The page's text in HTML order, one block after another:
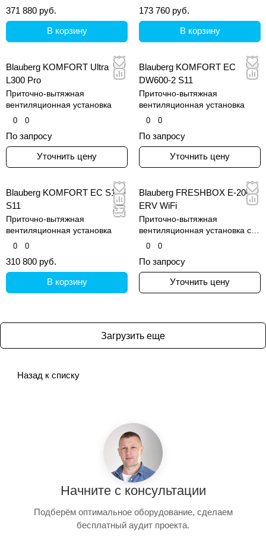
371 880 руб.
В корзину
173 760 руб.
В корзину
Blauberg KOMFORT Ultra
L300 Pro
Приточно-вытяжная
вентиляционная установка
0 0
По запросу
Уточнить цену
Blauberg KOMFORT EC
DW600-2 S11
Приточно-вытяжная
вентиляционная установка
0 0
По запросу
Уточнить цену
Blauberg KOMFORT EC S160
S11
Приточно-вытяжная
вентиляционная установка
0 0
310 800 руб.
В корзину
Blauberg FRESHBOX E-200
ERV WiFi
Приточно-вытяжная
вентиляционная установка с
рекуперацией тепла
0 0
По запросу
Уточнить цену
Загрузить еще
Назад к списку
Начните с консультации
Подберём оптимальное оборудование, сделаем
бесплатный аудит проекта.